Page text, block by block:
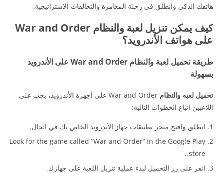
هاتفك الذكي وانطلق في رحلة المغامرة والتحالفات الاستراتيجية.
كيف يمكن تنزيل لعبة والنظام War and Order
على هواتف الأندرويد؟
طريقة تحميل لعبة والنظام War and Order على الأندرويد
بسهولة
تحميل لعبه والنظام
War and Order على أجهزة الأندرويد، يجب على
اللاعبين اتباع الخطوات التالية:
انطلق وافتح متجر تطبيقات جهاز الأندرويد الخاص بك في الحال.
Look for the game called “War and Order” in the Google Play
store..
انقر على زر التحميل لبدء عملية تنزيل اللعبة على جهازك.